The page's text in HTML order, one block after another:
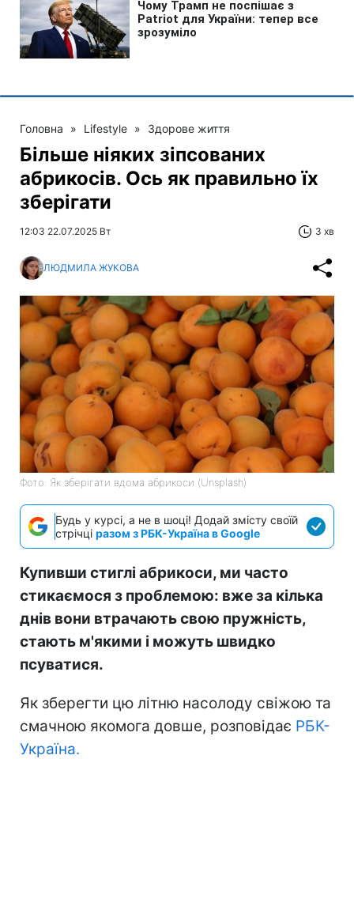
Головна » Lifestyle » Здорове життя
Більше ніяких зіпсованих
абрикосів. Ось як правильно їх
зберігати
12:03 22.07.2025 Вт 3 хв
ЛЮДМИЛА ЖУКОВА
Фото: Як зберігати вдома абрикоси (Unsplash)
Будь у курсі, а не в шоці! Додай змісту своїй
стрічці разом з РБК-Україна в Google
Купивши стиглі абрикоси, ми часто
стикаємося з проблемою: вже за кілька
днів вони втрачають свою пружність,
стають м'якими і можуть швидко
псуватися.
Як зберегти цю літню насолоду свіжою та
смачною якомога довше, розповідає РБК-
Україна.